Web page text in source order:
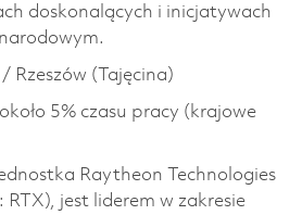
doskonalących i inicjatywach
Rzeszów (Tajęcina)
około 5% czasu pracy (krajowe
Raytheon Technologies
jest liderem w zakresie